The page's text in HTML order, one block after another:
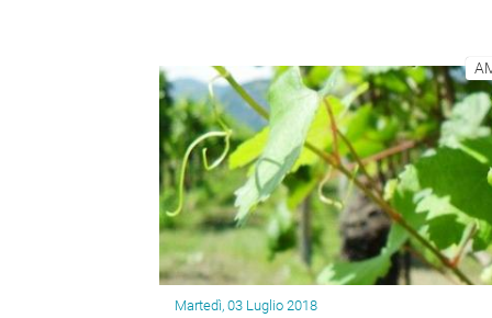
Martedì, 03 Luglio 2018